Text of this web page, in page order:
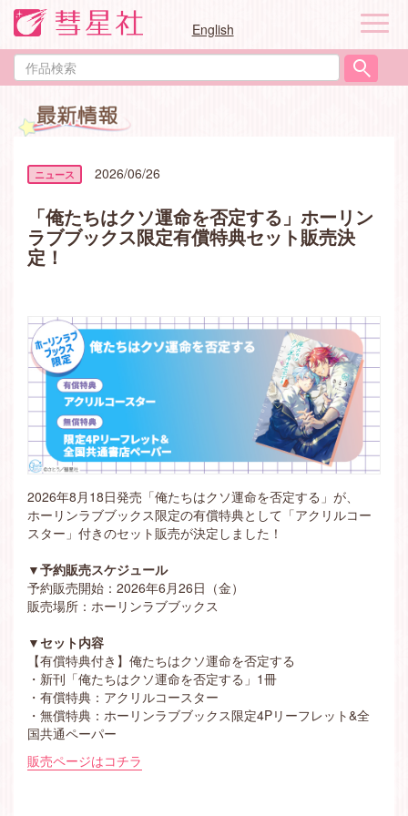
English
作
品
ナ
ゲ
ー
2026/06/26
「俺たちはクソ運命を否定する」ホーリン
ラブブックス限定有償特典セット販売決
定！
2026年8月18日発売「俺たちはクソ運命を否定する」が、
ホーリンラブブックス限定の有償特典として「アクリルコー
スター」付きのセット販売が決定しました！
▼予約販売スケジュール
予約販売開始：2026年6月26日（金）
販売場所：ホーリンラブブックス
▼セット内容
【有償特典付き】俺たちはクソ運命を否定する
・新刊「俺たちはクソ運命を否定する」1冊
・有償特典：アクリルコースター
・無償特典：ホーリンラブブックス限定4Pリーフレット&全
国共通ペーパー
販売ページはコチラ